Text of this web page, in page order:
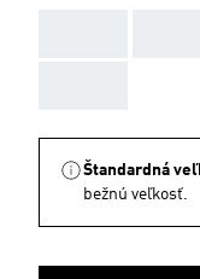
Štandardná
bežnú veľkosť.